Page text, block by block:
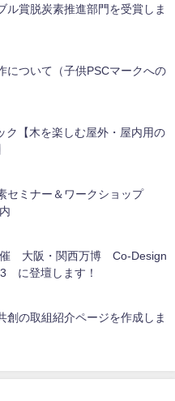
ル賞脱炭素推進部門を受賞しま
について（子供PSCマークへの
ク【木を楽しむ屋外・屋内用の
セミナー＆ワークショップ
催 大阪・関西万博 Co-Design
に登壇します！
創の取組紹介ページを作成しま